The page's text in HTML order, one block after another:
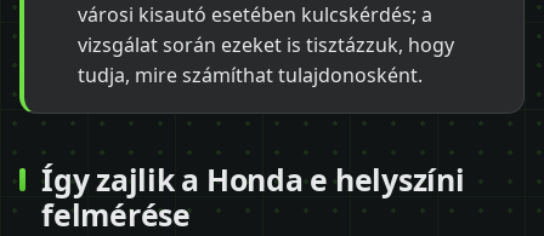
városi kisautó esetében kulcskérdés; a
vizsgálat során ezeket is tisztázzuk, hogy
tudja, mire számíthat tulajdonosként.
Így zajlik a Honda e helyszíni
felmérése